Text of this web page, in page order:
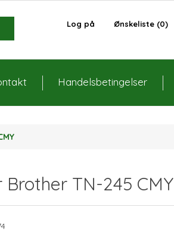
Log på Ønskeliste (0)
Handelsbetingelser
Brother TN-245 CMY